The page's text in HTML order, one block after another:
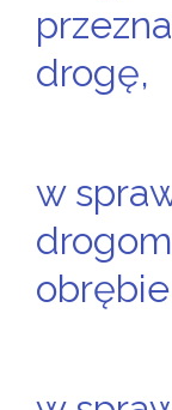
drogę,
w